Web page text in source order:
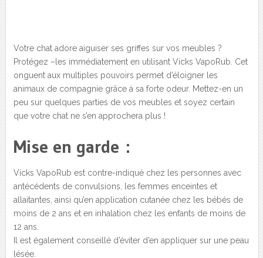
Votre chat adore aiguiser ses griffes sur vos meubles ?
Protégez –les immédiatement en utilisant Vicks VapoRub. Cet
onguent aux multiples pouvoirs permet d’éloigner les
animaux de compagnie grâce à sa forte odeur. Mettez-en un
peu sur quelques parties de vos meubles et soyez certain
que votre chat ne s’en approchera plus !
Mise en garde :
Vicks VapoRub est contre-indiqué chez les personnes avec
antécédents de convulsions, les femmes enceintes et
allaitantes, ainsi qu’en application cutanée chez les bébés de
moins de 2 ans et en inhalation chez les enfants de moins de
12 ans.
Il est également conseillé d’éviter d’en appliquer sur une peau
lésée.